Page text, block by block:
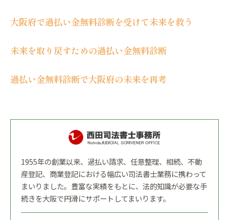
大阪府で過払い金無料診断を受けて未来を救う
未来を取り戻すための過払い金無料診断
過払い金無料診断で大阪府の未来を再考
1955年の創業以来、過払い請求、任意整理、相続、不動
産登記、商業登記における幅広い司法書士業務に携わって
まいりました。豊富な実績をもとに、法的知識が必要な手
続きを大阪で円滑にサポートしてまいります。